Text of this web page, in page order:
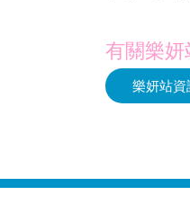
有關樂妍
樂妍站資